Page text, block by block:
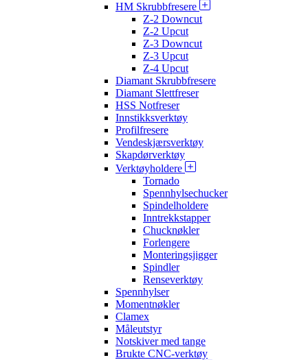
HM Skrubbfresere
Z-2 Downcut
Z-2 Upcut
Z-3 Downcut
Z-3 Upcut
Z-4 Upcut
Diamant Skrubbfresere
Diamant Slettfreser
HSS Notfreser
Innstikksverktøy
Profilfresere
Vendeskjærsverktøy
Skapdørverktøy
Verktøyholdere
Tornado
Spennhylsechucker
Spindelholdere
Inntrekkstapper
Chucknøkler
Forlengere
Monteringsjigger
Spindler
Renseverktøy
Spennhylser
Momentnøkler
Clamex
Måleutstyr
Notskiver med tange
Brukte CNC-verktøy